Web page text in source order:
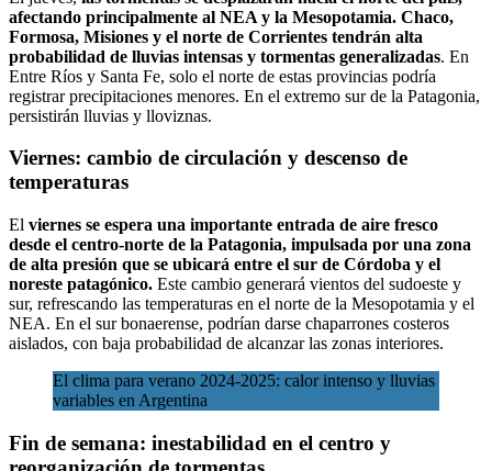
afectando principalmente al NEA y la Mesopotamia. Chaco,
Formosa, Misiones y el norte de Corrientes tendrán alta
probabilidad de lluvias intensas y tormentas generalizadas. En
Entre Ríos y Santa Fe, solo el norte de estas provincias podría
registrar precipitaciones menores. En el extremo sur de la Patagonia,
persistirán lluvias y lloviznas.
Viernes: cambio de circulación y descenso de
temperaturas
El viernes se espera una importante entrada de aire fresco
desde el centro-norte de la Patagonia, impulsada por una zona
de alta presión que se ubicará entre el sur de Córdoba y el
noreste patagónico. Este cambio generará vientos del sudoeste y
sur, refrescando las temperaturas en el norte de la Mesopotamia y el
NEA. En el sur bonaerense, podrían darse chaparrones costeros
aislados, con baja probabilidad de alcanzar las zonas interiores.
El clima para verano 2024-2025: calor intenso y lluvias
variables en Argentina
Fin de semana: inestabilidad en el centro y